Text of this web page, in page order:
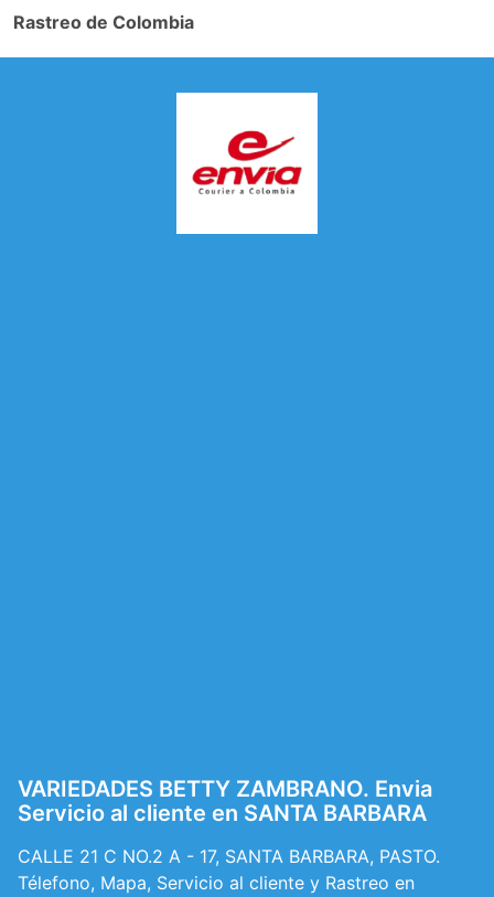
Rastreo de Colombia
VARIEDADES BETTY ZAMBRANO. Envia
Servicio al cliente en SANTA BARBARA
CALLE 21 C NO.2 A - 17, SANTA BARBARA, PASTO.
Télefono, Mapa, Servicio al cliente y Rastreo en